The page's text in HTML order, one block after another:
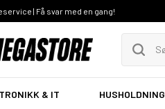
| Få svar med en gang!
& IT HUSHOLDNING